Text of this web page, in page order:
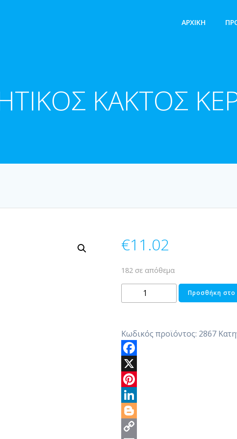
ΑΡΧΙΚΉ
ΚΑΚΤΟΣ
€11.02
182 σε απόθεμα
ΔΙΑΚΟΣΜΗΤΙΚΟΣ
ΚΑΚΤΟΣ
Προσθήκη στο
Κωδικός προϊόντος: 2867
Facebook
X
Pinterest
LinkedIn
Blogger